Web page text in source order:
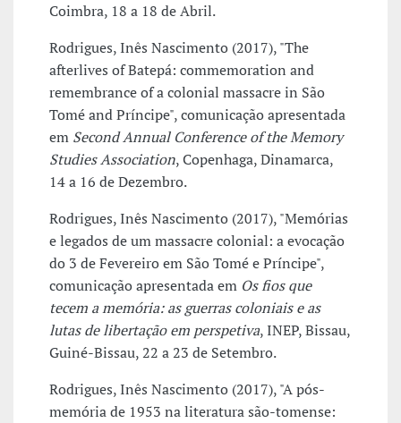
Coimbra, 18 a 18 de Abril.
Rodrigues, Inês Nascimento (2017), "The
afterlives of Batepá: commemoration and
remembrance of a colonial massacre in São
Tomé and Príncipe", comunicação apresentada
em Second Annual Conference of the Memory
Studies Association, Copenhaga, Dinamarca,
14 a 16 de Dezembro.
Rodrigues, Inês Nascimento (2017), "Memórias
e legados de um massacre colonial: a evocação
do 3 de Fevereiro em São Tomé e Príncipe",
comunicação apresentada em Os fios que
tecem a memória: as guerras coloniais e as
lutas de libertação em perspetiva, INEP, Bissau,
Guiné-Bissau, 22 a 23 de Setembro.
Rodrigues, Inês Nascimento (2017), "A pós-
memória de 1953 na literatura são-tomense: